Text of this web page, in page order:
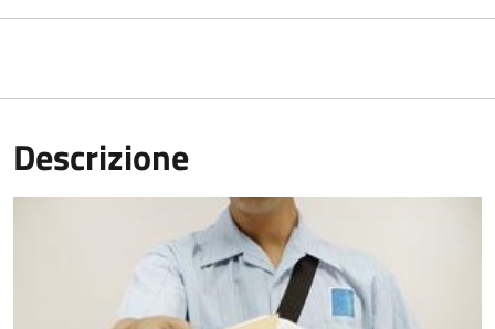
Descrizione